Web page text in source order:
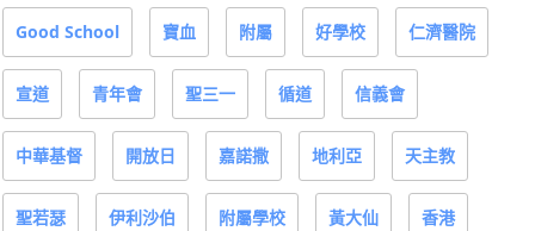
Good School 寶血 附屬 好學校 仁濟醫院
宣道 青年會 聖三一 循道 信義會
中華基督 開放日 嘉諾撒 地利亞 天主教
聖若瑟 伊利沙伯 附屬學校 黃大仙 香港